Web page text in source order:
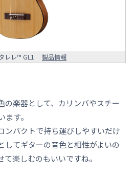
レレ™ GL1 製品情報
の楽器として、カリンバやスチー
す。
ンパクトで持ち運びしやすいだけ
してギターの音色と相性がよいの
楽しむのもいいですね。